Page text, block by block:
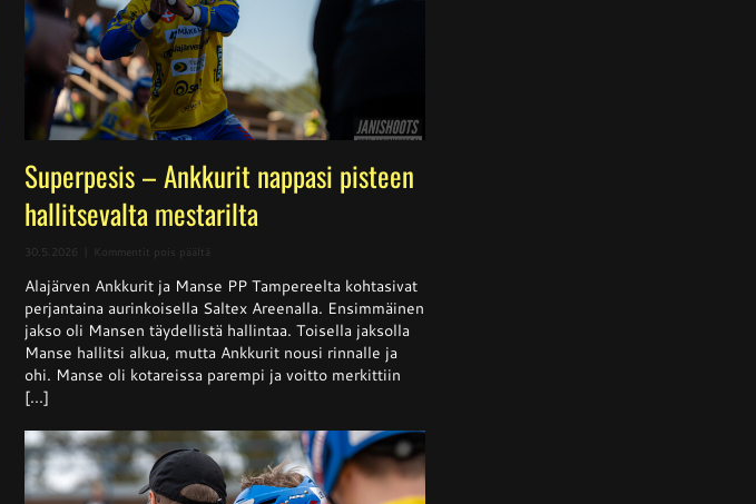
Superpesis – Ankkurit nappasi pisteen
hallitsevalta mestarilta
30.5.2026 Kommentit pois päältä
–
Ankkurit
nappasi
pisteen
hallitsevalta
Alajärven Ankkurit ja Manse PP Tampereelta kohtasivat
perjantaina aurinkoisella Saltex Areenalla. Ensimmäinen
jakso oli Mansen täydellistä hallintaa. Toisella jaksolla
Manse hallitsi alkua, mutta Ankkurit nousi rinnalle ja
ohi. Manse oli kotareissa parempi ja voitto merkittiin
[...]